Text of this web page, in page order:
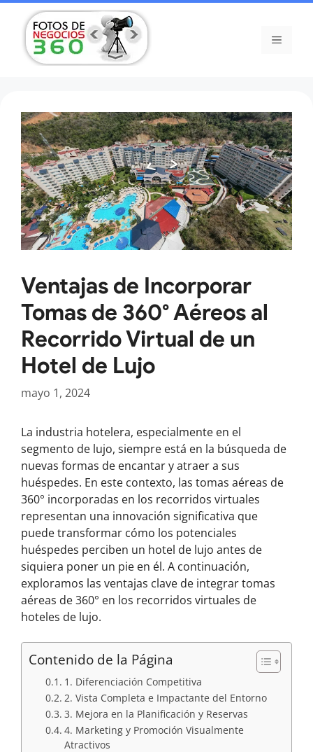
Saltar
contenido
Menú
Ventajas de Incorporar
Tomas de 360° Aéreos al
Recorrido Virtual de un
Hotel de Lujo
mayo 1, 2024
La industria hotelera, especialmente en el
segmento de lujo, siempre está en la búsqueda de
nuevas formas de encantar y atraer a sus
huéspedes. En este contexto, las tomas aéreas de
360° incorporadas en los recorridos virtuales
representan una innovación significativa que
puede transformar cómo los potenciales
huéspedes perciben un hotel de lujo antes de
siquiera poner un pie en él. A continuación,
exploramos las ventajas clave de integrar tomas
aéreas de 360° en los recorridos virtuales de
hoteles de lujo.
Contenido de la Página
1. Diferenciación Competitiva
2. Vista Completa e Impactante del Entorno
3. Mejora en la Planificación y Reservas
4. Marketing y Promoción Visualmente
Atractivos